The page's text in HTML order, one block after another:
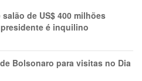
de US$ 400 milhões
é inquilino
Bolsonaro para visitas no Dia